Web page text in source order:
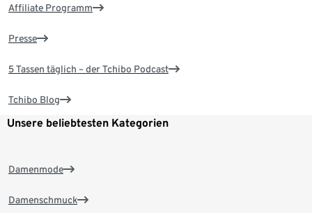
Affiliate Programm
Presse
5 Tassen täglich – der Tchibo Podcast
Tchibo Blog
Unsere beliebtesten Kategorien
Damenmode
Damenschmuck